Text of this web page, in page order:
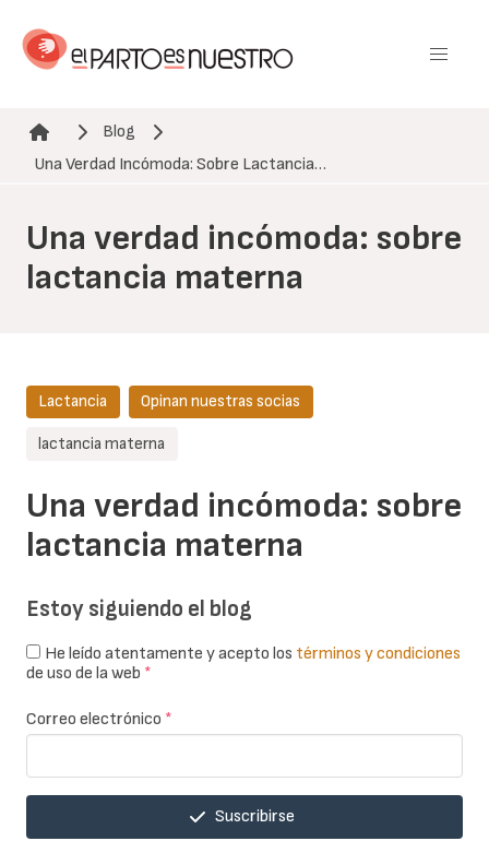
contenido
Ruta de navegación
Blog
Una Verdad Incómoda: Sobre Lactancia…
Una verdad incómoda: sobre
lactancia materna
Una verdad incómoda: sobre
lactancia materna
Lactancia Opinan nuestras socias
lactancia materna
Estoy siguiendo el blog
He leído atentamente y acepto los términos y condiciones
de uso de la web *
Correo electrónico *
Suscribirse